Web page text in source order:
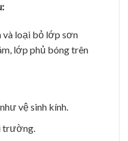
và loại bỏ lớp sơn
lớp phủ bóng trên
vệ sinh kính.
trường.